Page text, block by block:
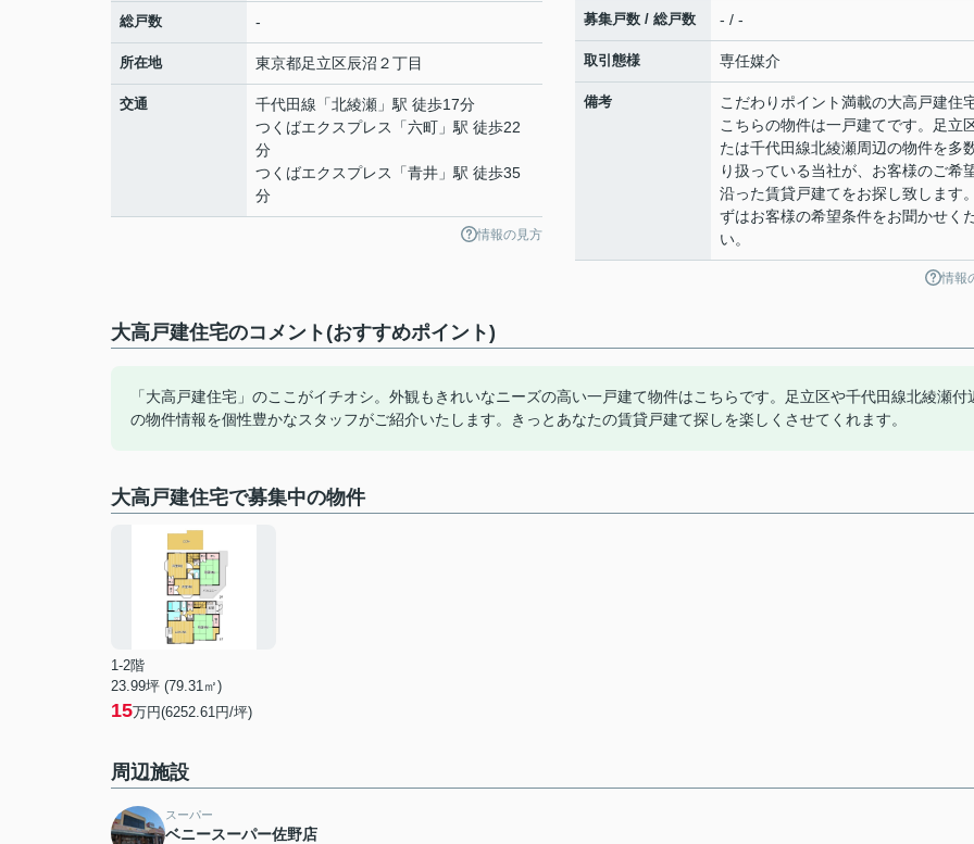
総戸数 -
所在地 東京都足立区辰沼 ２丁目
交通 千代田線 「北綾瀬 」駅 徒歩17分
つくばエクスプレス
「六町 」駅 徒歩22
分
つくばエクスプレス
「青井 」駅 徒歩35
分
情報の見方
募集戸数 / 総戸数 - / -
取引態様 専任媒介
備考
こだわりポイント満載の大高戸建住宅
こちらの物件は一戸建てです。足立
たは千代田線北綾瀬周辺の物件を多
り扱っている当社が、お客様のご希
沿った賃貸戸建てをお探し致します
ずはお客様の希望条件をお聞かせく
い。
情報
大高戸建住宅のコメント(おすすめポイント)
「大高戸建住宅」のここがイチオシ。外観もきれいなニーズの高い一戸建て物件はこちらです。足立区や千代田線北綾瀬付
の物件情報を個性豊かなスタッフがご紹介いたします。きっとあなたの賃貸戸建て探しを楽しくさせてくれます。
大高戸建住宅で募集中の物件
1-2階
23.99坪 (79.31㎡)
15万円(6252.61円/坪)
周辺施設
スーパー
ベニースーパー佐野店